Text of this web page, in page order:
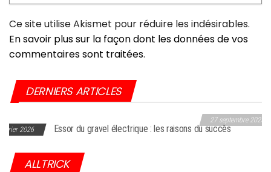
Ce site utilise Akismet pour réduire les indésirables.
En savoir plus sur la façon dont les données de vos
commentaires sont traitées.
DERNIERS ARTICLES
aux USA
du gravel électrique : les raisons du succès
ALLTRICK